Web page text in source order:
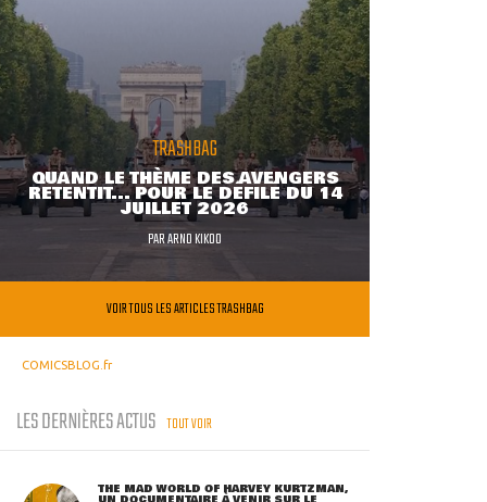
TRASHBAG
QUAND LE THÈME DES AVENGERS
RETENTIT... POUR LE DÉFILÉ DU 14
JUILLET 2026
PARARNO KIKOO
VOIR TOUS LES ARTICLES TRASHBAG
COMICSBLOG.fr
LES DERNIÈRES ACTUS TOUT VOIR
THE MAD WORLD OF HARVEY KURTZMAN,